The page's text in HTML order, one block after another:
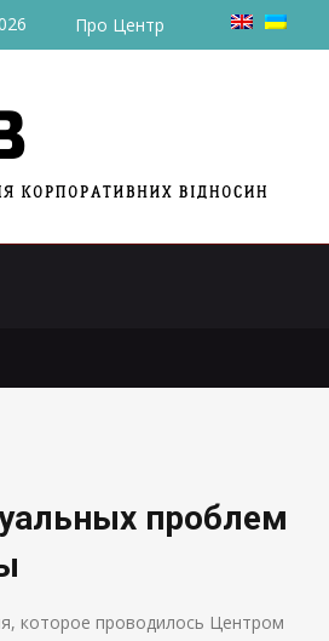
Про Центр
для Украины
проблем
которое проводилось Центром